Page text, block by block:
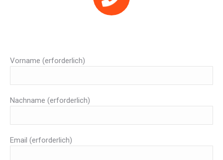
Vorname (erforderlich)
Nachname (erforderlich)
Email (erforderlich)